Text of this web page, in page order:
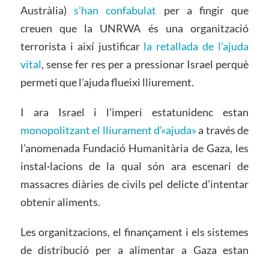
Austràlia) s’han confabulat per a fingir que
creuen que la UNRWA és una organització
terrorista i així justificar la retallada de l’ajuda
vital, sense fer res per a pressionar Israel perquè
permeti que l’ajuda flueixi lliurement.
I ara Israel i l’imperi estatunidenc estan
monopolitzant el lliurament d’«ajuda»a través de
l’anomenada Fundació Humanitària de Gaza, les
instal·lacions de la qual són ara escenari de
massacres diàries de civils pel delicte d’intentar
obtenir aliments.
Les organitzacions, el finançament i els sistemes
de distribució per a alimentar a Gaza estan